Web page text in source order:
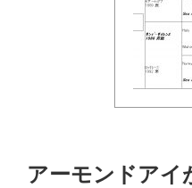
アーモンドアイ